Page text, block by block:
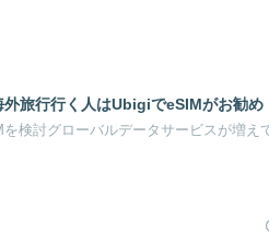
旅行行く人はUbigiでeSIMがお勧め
検討グローバルデータサービスが増え